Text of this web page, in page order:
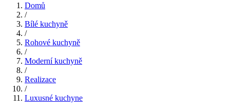
Domů
/
Bílé kuchyně
/
Rohové kuchyně
/
Moderní kuchyně
/
Realizace
/
Luxusné kuchyne